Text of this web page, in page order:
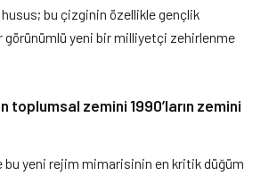
bu çizginin özellikle gençlik
görünümlü yeni bir milliyetçi zehirlenme
toplumsal zemini 1990’ların zemini
bu yeni rejim mimarisinin en kritik düğüm